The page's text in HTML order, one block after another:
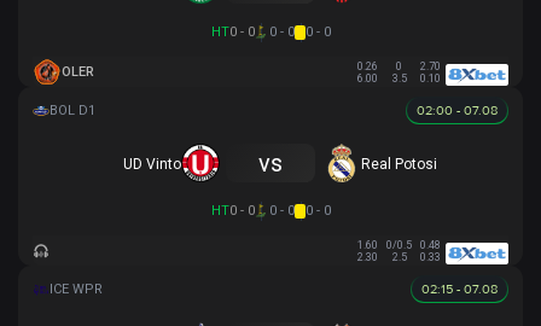
HT0 - 0 0 - 0 0 - 0
OLER 0.26 0
2.70
6.00
3.5 0.10
02:00 - 07.08
UD Vinto vs Real Potosi
HT0 - 0 0 - 0 0 - 0
1.60 0/0.5
0.48
2.30
2.5 0.33
02:15 - 07.08